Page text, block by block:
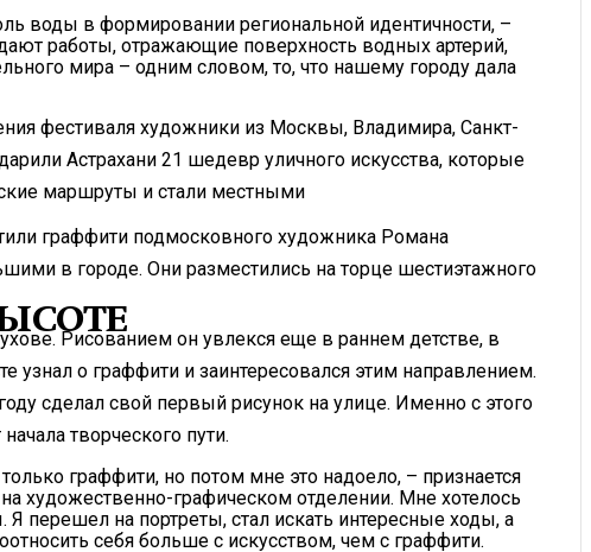
воды в формировании региональной идентичности, –
работы, отражающие поверхность водных артерий,
мира – одним словом, то, что нашему городу дала
фестиваля художники из Москвы, Владимира, Санкт-
Астрахани 21 шедевр уличного искусства, которые
маршруты и стали местными
граффити подмосковного художника Романа
в городе. Они разместились на торце шестиэтажного
Рисованием он увлекся еще в раннем детстве, в
узнал о граффити и заинтересовался этим направлением.
сделал свой первый рисунок на улице. Именно с этого
творческого пути.
граффити, но потом мне это надоело, – признается
художественно-графическом отделении. Мне хотелось
перешел на портреты, стал искать интересные ходы, а
себя больше с искусством, чем с граффити.